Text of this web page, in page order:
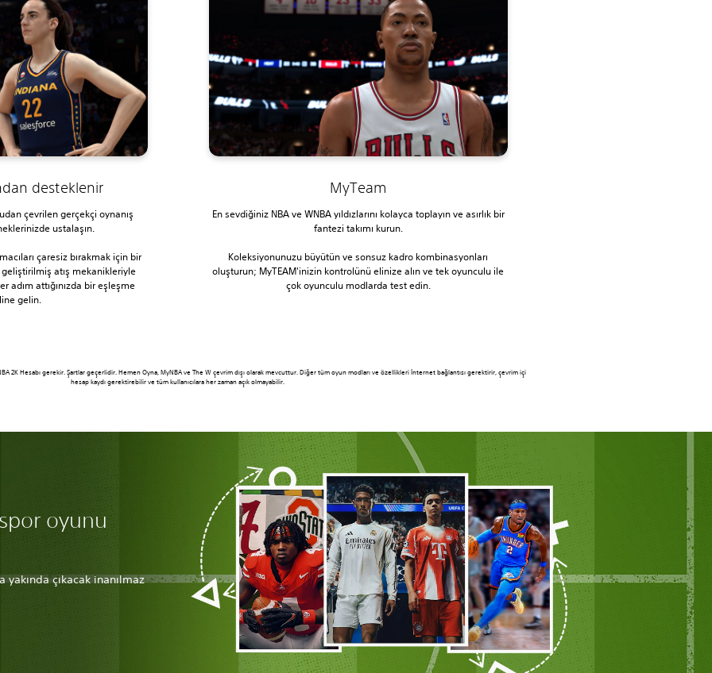
desteklenir
çevrilen gerçekçi oynanış
ustalaşın.
çaresiz bırakmak için bir
atış mekanikleriyle
adım attığınızda bir eşleşme
gelin.
MyTeam
En sevdiğiniz NBA ve WNBA yıldızlarını kolayca toplayın ve asırlık bir
fantezi takımı kurun.
Koleksiyonunuzu büyütün ve sonsuz kadro kombinasyonları
oluşturun; MyTEAM'inizin kontrolünü elinize alın ve tek oyunculu ile
çok oyunculu modlarda test edin.
2K Hesabı gerekir. Şartlar geçerlidir. Hemen Oyna, MyNBA ve The W çevrim dışı olarak mevcuttur. Diğer tüm oyun modları ve özellikleri İnternet bağlantısı gerektirir, çevrim içi
hesap kaydı gerektirebilir ve tüm kullanıcılara her zaman açık olmayabilir.
oyunu
çıkacak inanılmaz